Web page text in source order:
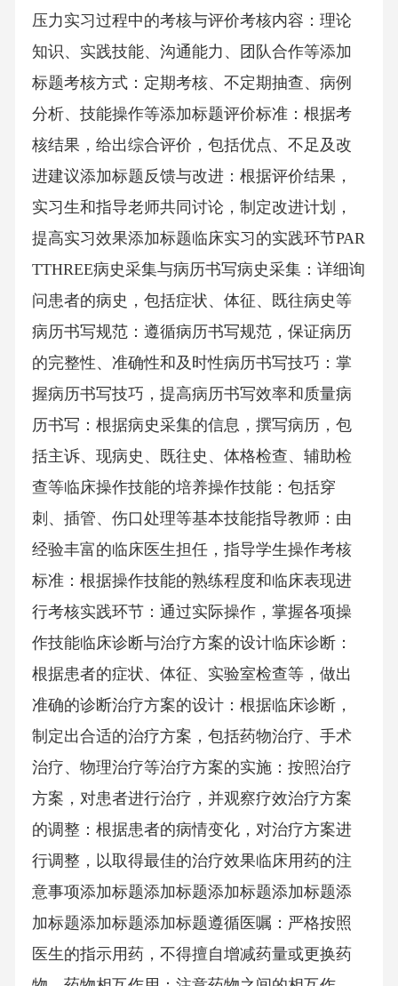
压力实习过程中的考核与评价考核内容：理论
知识、实践技能、沟通能力、团队合作等添加
标题考核方式：定期考核、不定期抽查、病例
分析、技能操作等添加标题评价标准：根据考
核结果，给出综合评价，包括优点、不足及改
进建议添加标题反馈与改进：根据评价结果，
实习生和指导老师共同讨论，制定改进计划，
提高实习效果添加标题临床实习的实践环节PAR
TTHREE病史采集与病历书写病史采集：详细询
问患者的病史，包括症状、体征、既往病史等
病历书写规范：遵循病历书写规范，保证病历
的完整性、准确性和及时性病历书写技巧：掌
握病历书写技巧，提高病历书写效率和质量病
历书写：根据病史采集的信息，撰写病历，包
括主诉、现病史、既往史、体格检查、辅助检
查等临床操作技能的培养操作技能：包括穿
刺、插管、伤口处理等基本技能指导教师：由
经验丰富的临床医生担任，指导学生操作考核
标准：根据操作技能的熟练程度和临床表现进
行考核实践环节：通过实际操作，掌握各项操
作技能临床诊断与治疗方案的设计临床诊断：
根据患者的症状、体征、实验室检查等，做出
准确的诊断治疗方案的设计：根据临床诊断，
制定出合适的治疗方案，包括药物治疗、手术
治疗、物理治疗等治疗方案的实施：按照治疗
方案，对患者进行治疗，并观察疗效治疗方案
的调整：根据患者的病情变化，对治疗方案进
行调整，以取得最佳的治疗效果临床用药的注
意事项添加标题添加标题添加标题添加标题添
加标题添加标题添加标题遵循医嘱：严格按照
医生的指示用药，不得擅自增减药量或更换药